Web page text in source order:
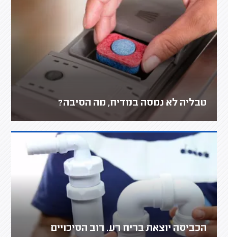
טבליה לא נמסה במדיח, מה הסיבה?
הכביסה יוצאת בריח רע. רוב הסיכויים